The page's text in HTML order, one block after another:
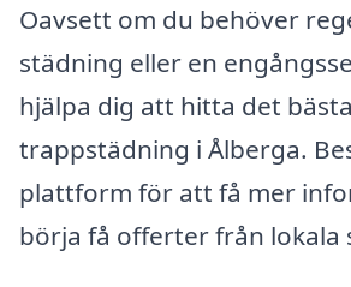
Oavsett om du behöver
städning eller en
hjälpa dig att hitta det
trappstädning i Ålberga.
plattform för att få mer
börja få offerter från lokala